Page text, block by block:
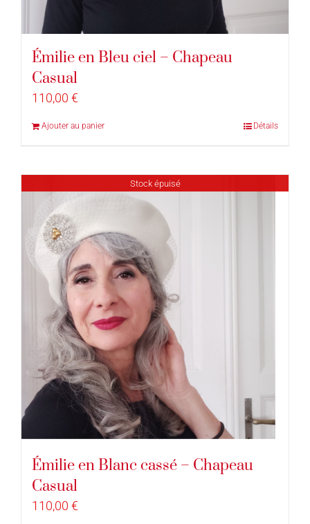
Émilie en Bleu ciel – Chapeau
Casual
110,00 €
Ajouter au panier Détails
Stock épuisé
Émilie en Blanc cassé – Chapeau
Casual
110,00 €